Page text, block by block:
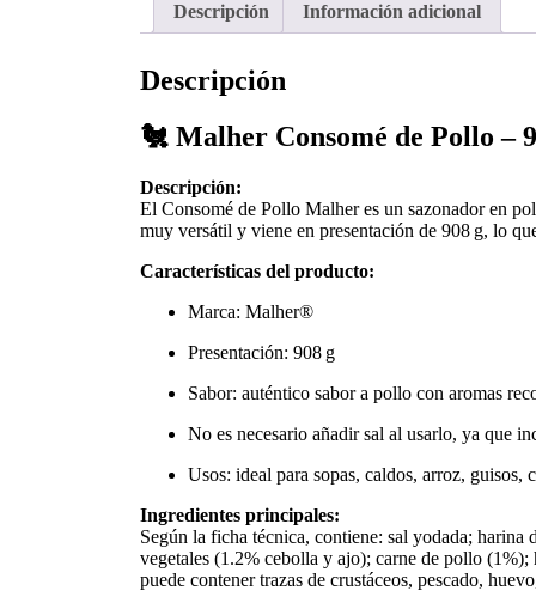
Descripción Información adicional
Descripción
🐔 Malher Consomé de Pollo –
Descripción:
El Consomé de Pollo Malher es un sazonador en
muy versátil y viene en presentación de 908 g, lo
Características del producto:
Marca: Malher®
Presentación: 908 g
Sabor: auténtico sabor a pollo con aromas
No es necesario añadir sal al usarlo, ya que
Usos: ideal para sopas, caldos, arroz, guisos,
Ingredientes principales:
Según la ficha técnica, contiene: sal yodada; harina
vegetales (1.2% cebolla y ajo); carne de pollo
puede contener trazas de crustáceos, pescado,